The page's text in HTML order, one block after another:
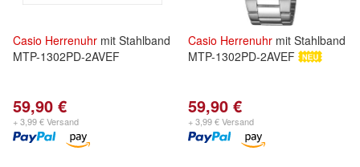
Casio Herrenuhr mit Stahlband
MTP-1302PD-2AVEF
59,90 €
+ 3,99 € Versand
Casio Herrenuhr mit Stahlband
MTP-1302PD-2AVEF
59,90 €
+ 3,99 € Versand